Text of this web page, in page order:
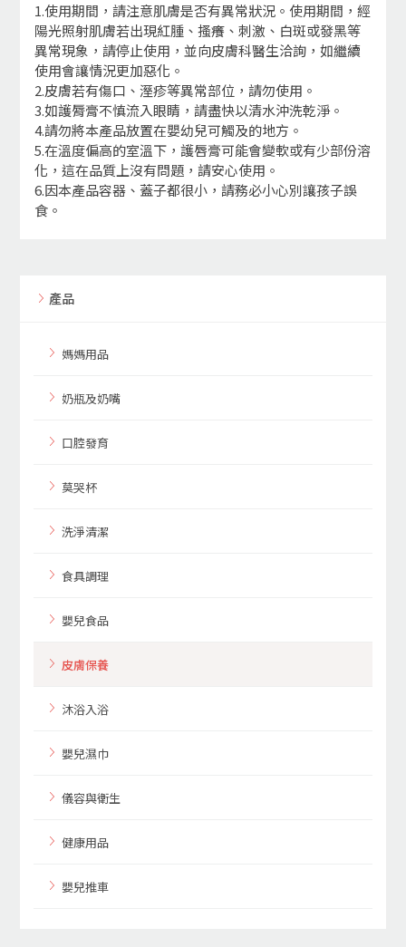
1.使用期間，請注意肌膚是否有異常狀況。使用期間，經
陽光照射肌膚若出現紅腫、搔癢、刺激、白斑或發黑等
異常現象，請停止使用，並向皮膚科醫生洽詢，如繼續
使用會讓情況更加惡化。
2.皮膚若有傷口、溼疹等異常部位，請勿使用。
3.如護脣膏不慎流入眼睛，請盡快以清水沖洗乾淨。
4.請勿將本產品放置在嬰幼兒可觸及的地方。
5.在溫度偏高的室溫下，護唇膏可能會變軟或有少部份溶
化，這在品質上沒有問題，請安心使用。
6.因本產品容器、蓋子都很小，請務必小心別讓孩子誤
食。
產品
媽媽用品
奶瓶及奶嘴
口腔發育
莫哭杯
洗淨清潔
食具調理
嬰兒食品
皮膚保養
沐浴入浴
嬰兒濕巾
儀容與衛生
健康用品
嬰兒推車